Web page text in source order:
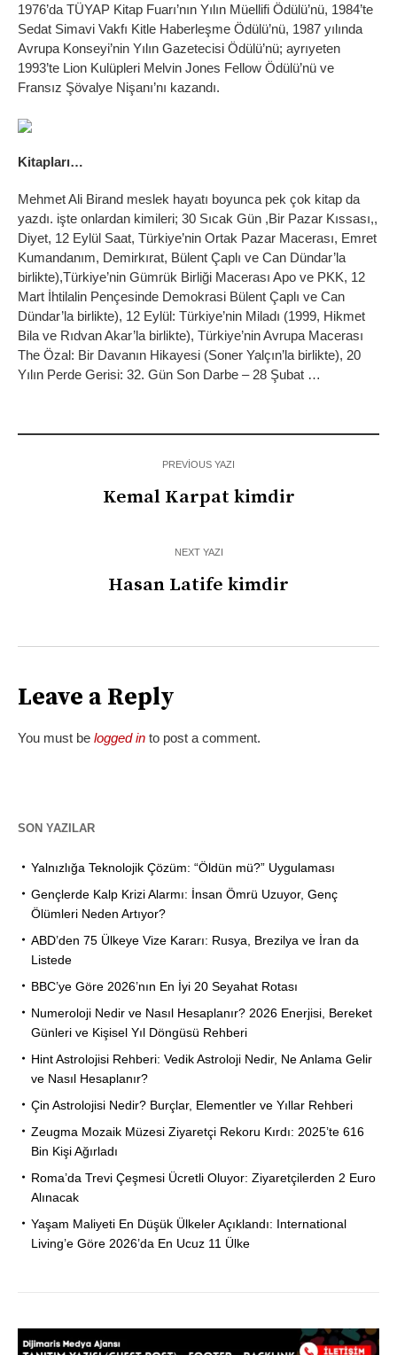
1976’da TÜYAP Kitap Fuarı’nın Yılın Müellifi Ödülü’nü, 1984’te
Sedat Simavi Vakfı Kitle Haberleşme Ödülü’nü, 1987 yılında
Avrupa Konseyi’nin Yılın Gazetecisi Ödülü’nü; ayrıyeten
1993’te Lion Kulüpleri Melvin Jones Fellow Ödülü’nü ve
Fransız Şövalye Nişanı’nı kazandı.
Kitapları…
Mehmet Ali Birand meslek hayatı boyunca pek çok kitap da
yazdı. işte onlardan kimileri; 30 Sıcak Gün ,Bir Pazar Kıssası,,
Diyet, 12 Eylül Saat, Türkiye’nin Ortak Pazar Macerası, Emret
Kumandanım, Demirkırat, Bülent Çaplı ve Can Dündar’la
birlikte),Türkiye’nin Gümrük Birliği Macerası Apo ve PKK, 12
Mart İhtilalin Pençesinde Demokrasi Bülent Çaplı ve Can
Dündar’la birlikte), 12 Eylül: Türkiye’nin Miladı (1999, Hikmet
Bila ve Rıdvan Akar’la birlikte), Türkiye’nin Avrupa Macerası
The Özal: Bir Davanın Hikayesi (Soner Yalçın’la birlikte), 20
Yılın Perde Gerisi: 32. Gün Son Darbe – 28 Şubat …
PREVIOUS YAZI
Kemal Karpat kimdir
NEXT YAZI
Hasan Latife kimdir
Leave a Reply
You must be logged in to post a comment.
SON YAZILAR
Yalnızlığa Teknolojik Çözüm: “Öldün mü?” Uygulaması
Gençlerde Kalp Krizi Alarmı: İnsan Ömrü Uzuyor, Genç
Ölümleri Neden Artıyor?
ABD’den 75 Ülkeye Vize Kararı: Rusya, Brezilya ve İran da
Listede
BBC’ye Göre 2026’nın En İyi 20 Seyahat Rotası
Numeroloji Nedir ve Nasıl Hesaplanır? 2026 Enerjisi, Bereket
Günleri ve Kişisel Yıl Döngüsü Rehberi
Hint Astrolojisi Rehberi: Vedik Astroloji Nedir, Ne Anlama Gelir
ve Nasıl Hesaplanır?
Çin Astrolojisi Nedir? Burçlar, Elementler ve Yıllar Rehberi
Zeugma Mozaik Müzesi Ziyaretçi Rekoru Kırdı: 2025’te 616
Bin Kişi Ağırladı
Roma’da Trevi Çeşmesi Ücretli Oluyor: Ziyaretçilerden 2 Euro
Alınacak
Yaşam Maliyeti En Düşük Ülkeler Açıklandı: International
Living’e Göre 2026’da En Ucuz 11 Ülke